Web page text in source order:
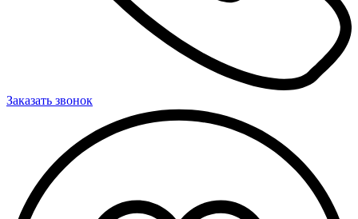
Заказать звонок